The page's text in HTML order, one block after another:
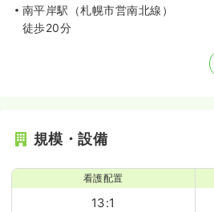
南平岸駅（札幌市営南北線）
徒歩20分
規模・設備
看護配置
13:1